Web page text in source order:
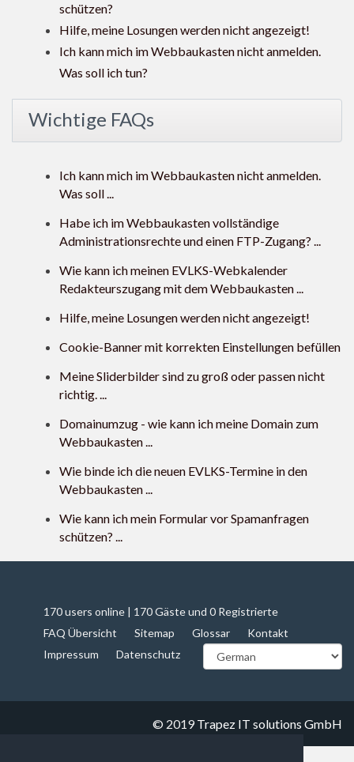
schützen?
Hilfe, meine Losungen werden nicht angezeigt!
Ich kann mich im Webbaukasten nicht anmelden.
Was soll ich tun?
Wichtige FAQs
Ich kann mich im Webbaukasten nicht anmelden.
Was soll ...
Habe ich im Webbaukasten vollständige
Administrationsrechte und einen FTP-Zugang? ...
Wie kann ich meinen EVLKS-Webkalender
Redakteurszugang mit dem Webbaukasten ...
Hilfe, meine Losungen werden nicht angezeigt!
Cookie-Banner mit korrekten Einstellungen befüllen
Meine Sliderbilder sind zu groß oder passen nicht
richtig. ...
Domainumzug - wie kann ich meine Domain zum
Webbaukasten ...
Wie binde ich die neuen EVLKS-Termine in den
Webbaukasten ...
Wie kann ich mein Formular vor Spamanfragen
schützen? ...
170 users online | 170 Gäste und 0 Registrierte
FAQ Übersicht
Sitemap Glossar
Kontakt
Impressum
Datenschutz
© 2019Trapez IT solutions GmbH